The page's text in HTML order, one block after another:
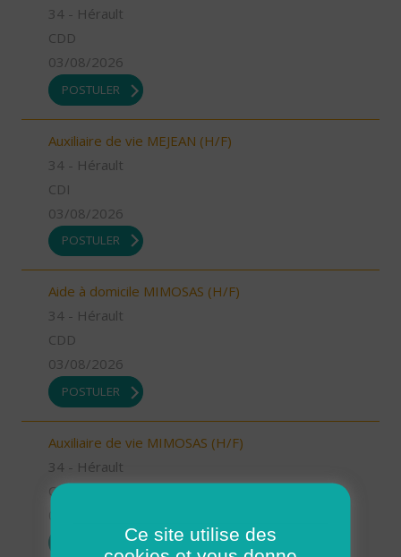
34 - Hérault
CDD
03/08/2026
POSTULER
Auxiliaire de vie MEJEAN (H/F)
34 - Hérault
CDI
03/08/2026
POSTULER
Aide à domicile MIMOSAS (H/F)
34 - Hérault
CDD
03/08/2026
POSTULER
Auxiliaire de vie MIMOSAS (H/F)
34 - Hérault
CDI
Ce site utilise des